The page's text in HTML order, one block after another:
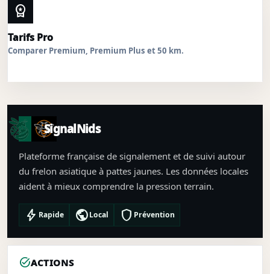
workspace_premium
Tarifs Pro
Comparer Premium, Premium Plus et 50 km.
SignalNids
Plateforme française de signalement et de suivi autour
du frelon asiatique à pattes jaunes. Les données locales
aident à mieux comprendre la pression terrain.
bolt Rapide publicLocal shield Prévention
task_altACTIONS